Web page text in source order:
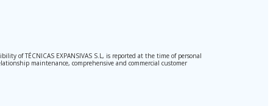
of TÉCNICAS EXPANSIVAS S.L, is reported at the time of personal
maintenance, comprehensive and commercial customer
Protection Regulation (GDPR) 2016.